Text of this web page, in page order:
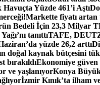
Yüzde 461’i Aştı
Markette fiyatı artan
Bedeli İçin 23,3 Milyar
tanıttıTAFE,
yüzde 26,2 arttı
doğal kaynak bütçesini
bırakıldıEkonomiye güven
ve yaşlanıyorKonya
İzmir Kınık’ta ilham